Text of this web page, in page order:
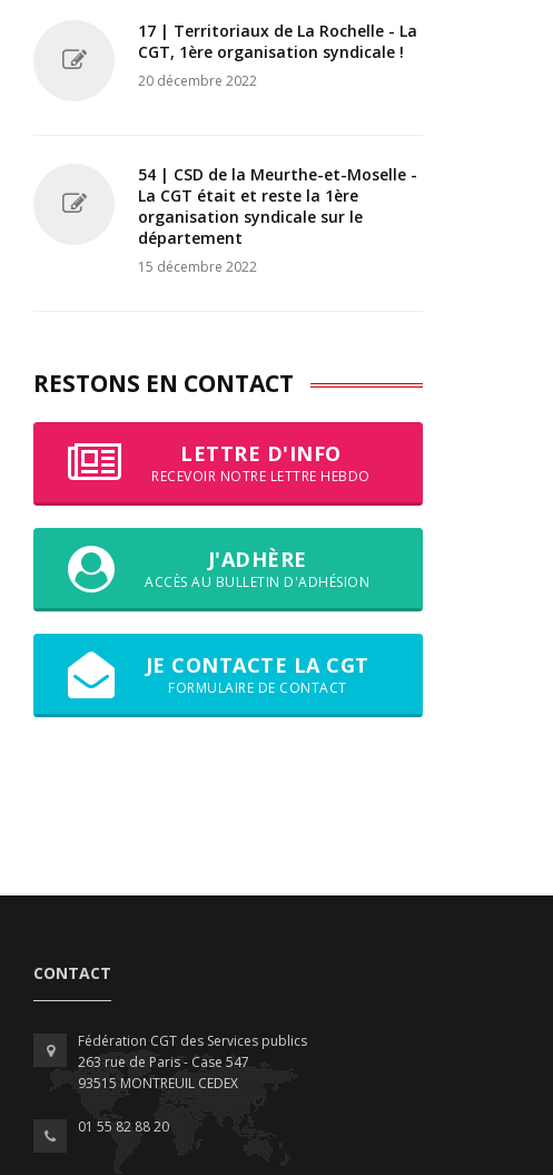
17 | Territoriaux de La Rochelle - La
CGT, 1ère organisation syndicale !
20 décembre 2022
54 | CSD de la Meurthe-et-Moselle -
La CGT était et reste la 1ère
organisation syndicale sur le
département
15 décembre 2022
RESTONS EN CONTACT
LETTRE D'INFO
RECEVOIR NOTRE LETTRE HEBDO
J'ADHÈRE
ACCÈS AU BULLETIN D'ADHÉSION
JE CONTACTE LA CGT
FORMULAIRE DE CONTACT
CONTACT
Fédération CGT des Services publics
263 rue de Paris - Case 547
93515 MONTREUIL CEDEX
01 55 82 88 20